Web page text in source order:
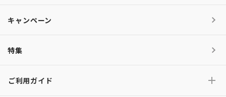
キャンペーン
特集
ご利用ガイド